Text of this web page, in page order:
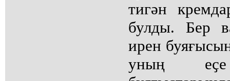
тигән
булды. Бер
ирен
уның